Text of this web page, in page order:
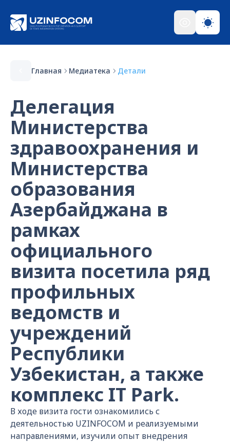
Главная Медиатека Детали
Делегация
Министерства
здравоохранения и
Министерства
образования
Азербайджана в
рамках
официального
визита посетила ряд
профильных
ведомств и
учреждений
Республики
Узбекистан, а также
комплекс IT Park.
В ходе визита гости ознакомились с
деятельностью UZINFOCOM и реализуемыми
направлениями, изучили опыт внедрения